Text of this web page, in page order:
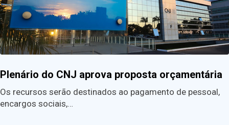
Plenário do CNJ aprova proposta orçamentária
Os recursos serão destinados ao pagamento de pessoal,
encargos sociais,…